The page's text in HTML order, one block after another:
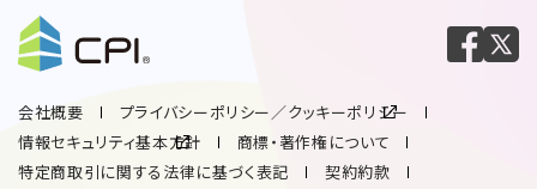
会社概要
プライバシーポリシー／クッキーポリシー
情報セキュリティ基本方針
商標・著作権について
特定商取引に関する法律に基づく表記
契約約款